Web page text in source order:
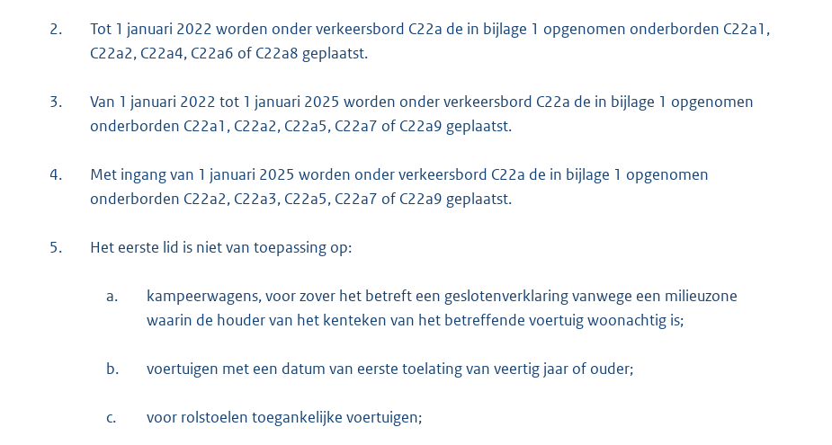
2.
Tot 1 januari 2022 worden onder verkeersbord C22a de in bijlage 1 opgenomen onderborden C22a1,
C22a2, C22a4, C22a6 of C22a8 geplaatst.
3.
Van 1 januari 2022 tot 1 januari 2025 worden onder verkeersbord C22a de in bijlage 1 opgenomen
onderborden C22a1, C22a2, C22a5, C22a7 of C22a9 geplaatst.
4.
Met ingang van 1 januari 2025 worden onder verkeersbord C22a de in bijlage 1 opgenomen
onderborden C22a2, C22a3, C22a5, C22a7 of C22a9 geplaatst.
5. Het eerste lid is niet van toepassing op:
a.
kampeerwagens, voor zover het betreft een geslotenverklaring vanwege een milieuzone
waarin de houder van het kenteken van het betreffende voertuig woonachtig is;
b. voertuigen met een datum van eerste toelating van veertig jaar of ouder;
c. voor rolstoelen toegankelijke voertuigen;